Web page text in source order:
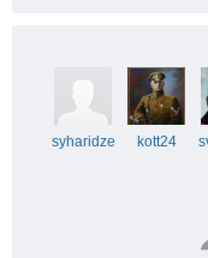
syharidze kott24